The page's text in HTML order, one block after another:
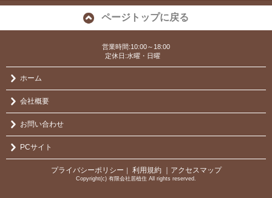
ページトップに戻る
営業時間:10:00～18:00
定休日:水曜・日曜
ホーム
会社概要
お問い合わせ
PCサイト
プライバシーポリシー ｜ 利用規約 ｜アクセスマップ
Copyright(c) 有限会社居植住 All rights reserved.